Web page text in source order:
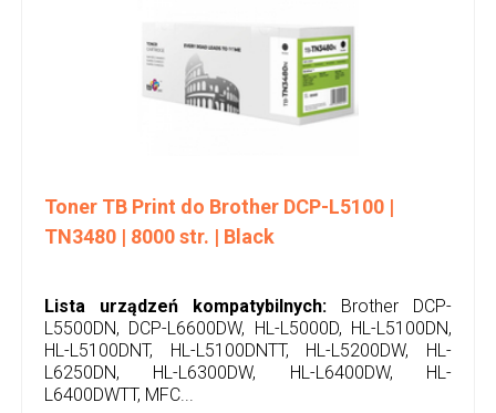
Toner TB Print do Brother DCP-L5100 |
TN3480 | 8000 str. | Black
Lista urządzeń kompatybilnych: Brother DCP-
L5500DN, DCP-L6600DW, HL-L5000D, HL-L5100DN,
HL-L5100DNT, HL-L5100DNTT, HL-L5200DW, HL-
L6250DN, HL-L6300DW, HL-L6400DW, HL-
L6400DWTT, MFC...